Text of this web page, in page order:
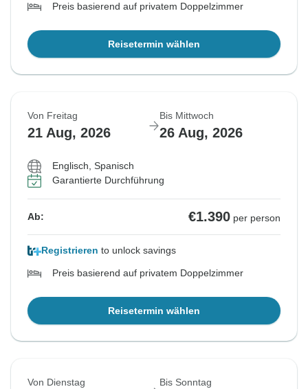
Preis basierend auf privatem Doppelzimmer
Reisetermin wählen
Von Freitag
21 Aug, 2026
Bis Mittwoch
26 Aug, 2026
Englisch, Spanisch
Garantierte Durchführung
Ab: €1.390 per person
Registrieren to unlock savings
Preis basierend auf privatem Doppelzimmer
Reisetermin wählen
Von Dienstag Bis Sonntag